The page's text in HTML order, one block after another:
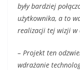
były bardziej
użytkownika, a to
realizacji tej wizji w
– Projekt ten
wdrażanie